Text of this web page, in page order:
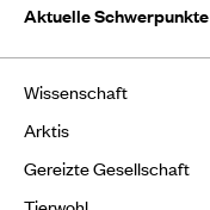
Aktuelle Schwerpunkte
Wissenschaft
Arktis
Gereizte Gesellschaft